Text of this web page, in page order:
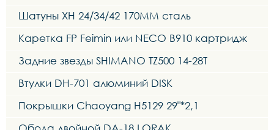
Шатуны XH 24/34/42 170MM сталь
Каретка FP Feimin или NECO B910 картридж
Задние звезды SHIMANO TZ500 14-28T
Втулки DH-701 алюминий DISK
Покрышки Chaoyang H5129 29"*2,1